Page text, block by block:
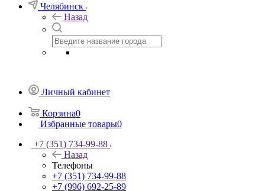
Челябинск
Назад
Личный кабинет
Корзина0
Избранные товары0
+7 (351) 734-99-88
Назад
Телефоны
+7 (351) 734-99-88
+7 (996) 692-25-89